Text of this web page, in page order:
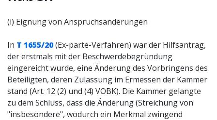
(i) Eignung von Anspruchsänderungen
In T 1655/20(Ex-parte-Verfahren) war der Hilfsantrag,
der erstmals mit der Beschwerdebegründung
eingereicht wurde, eine Änderung des Vorbringens des
Beteiligten, deren Zulassung im Ermessen der Kammer
stand (Art. 12 (2) und (4) VOBK). Die Kammer gelangte
zu dem Schluss, dass die Änderung (Streichung von
"insbesondere", wodurch ein Merkmal zwingend